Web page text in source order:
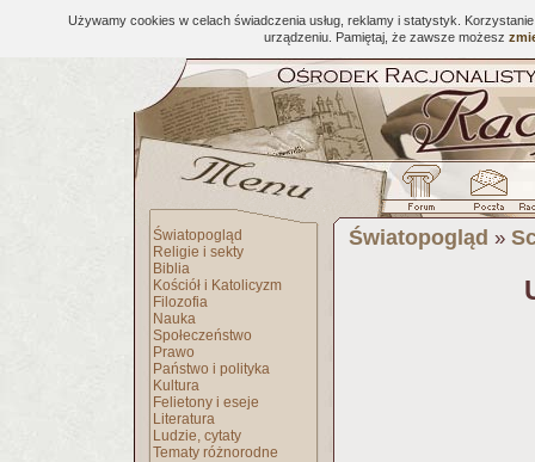
Używamy cookies w celach świadczenia usług, reklamy i statystyk.
urządzeniu. Pamiętaj, że zawsze możesz
Światopogląd
Religie i sekty
Biblia
Kościół i Katolicyzm
Filozofia
Nauka
Społeczeństwo
Prawo
Państwo i polityka
Kultura
Felietony i eseje
Literatura
Ludzie, cytaty
Tematy różnorodne
Światopogląd »